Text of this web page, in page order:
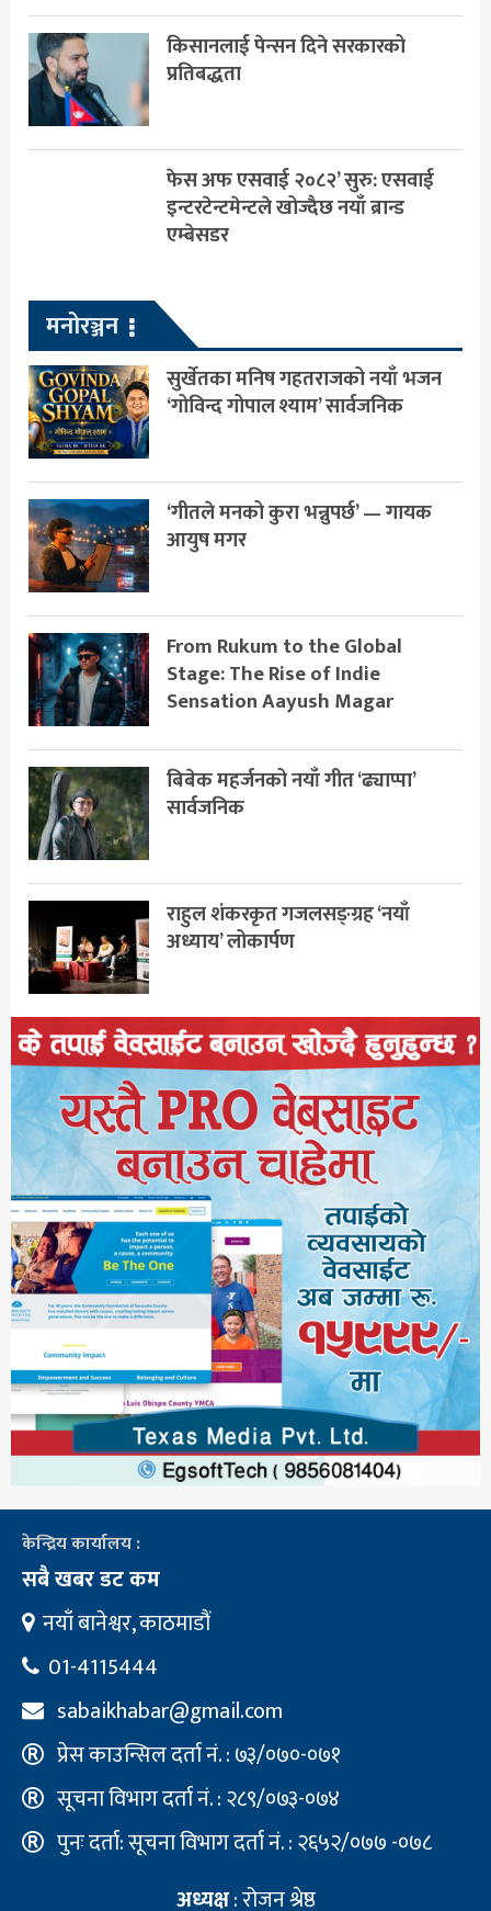
किसानलाई पेन्सन दिने सरकारको
प्रतिबद्धता
फेस अफ एसवाई २०८२’ सुरु: एसवाई
इन्टरटेन्टमेन्टले खोज्दैछ नयाँ ब्रान्ड
एम्बेसडर
मनोरञ्जन
सुर्खेतका मनिष गहतराजको नयाँ भजन
‘गोविन्द गोपाल श्याम’ सार्वजनिक
‘गीतले मनको कुरा भन्नुपर्छ’ — गायक
आयुष मगर
From Rukum to the Global
Stage: The Rise of Indie
Sensation Aayush Magar
बिबेक महर्जनको नयाँ गीत ‘ढ्याप्पा’
सार्वजनिक
राहुल शंकरकृत गजलसङ्ग्रह ‘नयाँ
अध्याय’ लोकार्पण
केन्द्रिय कार्यालय :
सबै खबर डट कम
नयाँ बानेश्वर, काठमाडौं
01-4115444
sabaikhabar@gmail.com
प्रेस काउन्सिल दर्ता नं. : ७३/०७०-०७१
सूचना विभाग दर्ता नं. : २८९/०७३-०७४
पुनः दर्ता: सूचना विभाग दर्ता नं. : २६५२/०७७ -०७८
अध्यक्ष: रोजन श्रेष्ठ